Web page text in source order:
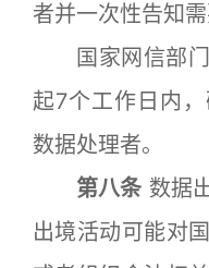
者并一次性告知需
国家网信部门
起7个工作日内
数据处理者。
第八条 数据
出境活动可能对